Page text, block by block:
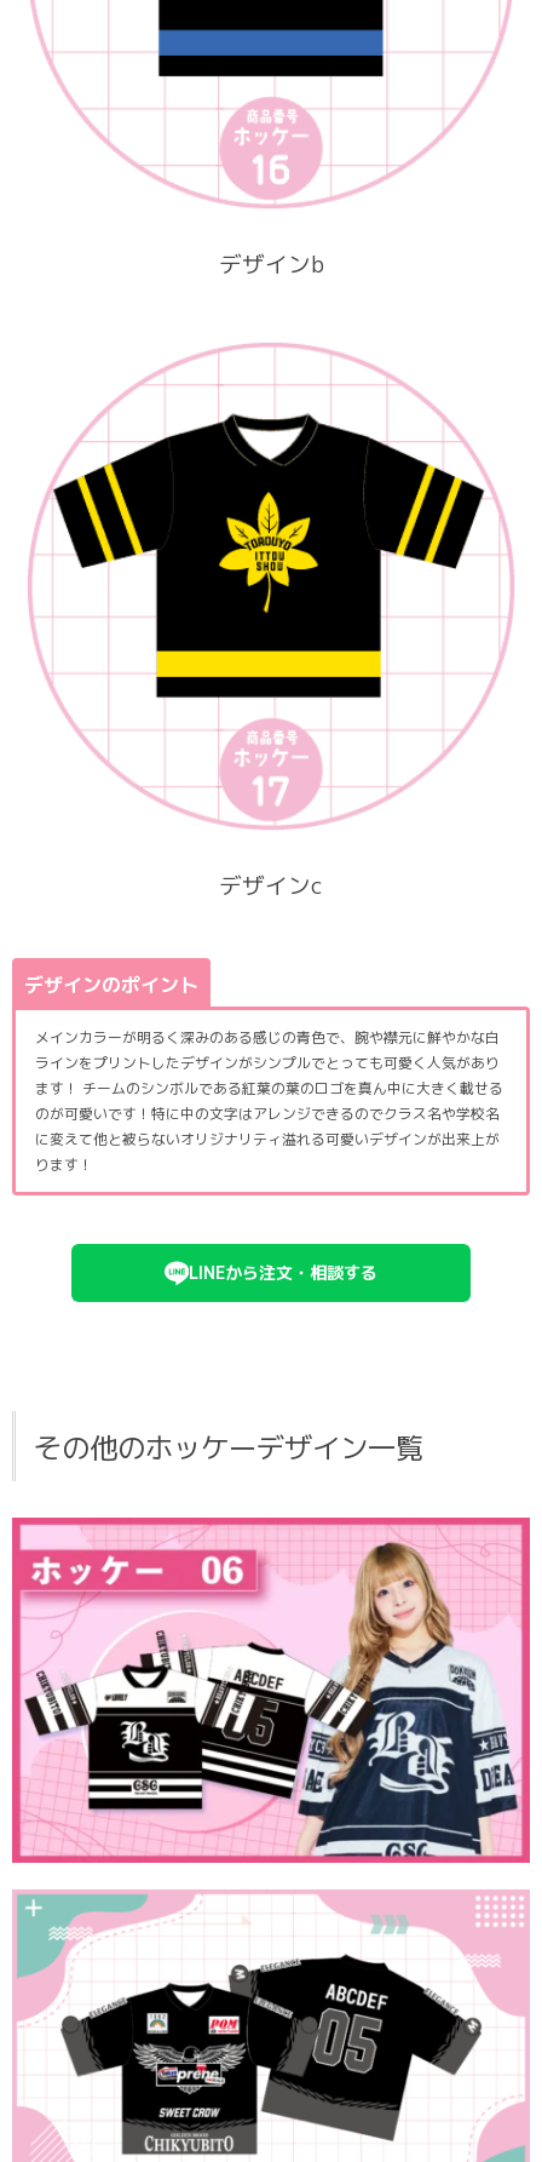
デザインb
デザインc
デザインのポイント
メインカラーが明るく深みのある感じの青色で、腕や襟元に鮮やかな白
ラインをプリントしたデザインがシンプルでとっても可愛く人気があり
ます！ チームのシンボルである紅葉の葉のロゴを真ん中に大きく載せる
のが可愛いです！特に中の文字はアレンジできるのでクラス名や学校名
に変えて他と被らないオリジナリティ溢れる可愛いデザインが出来上が
ります！
LINEから注文・相談する
その他のホッケーデザイン一覧